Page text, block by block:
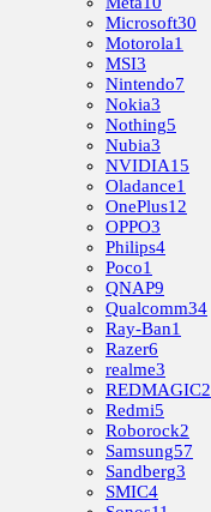
Microsoft30
Motorola1
MSI3
Nintendo7
Nokia3
Nothing5
Nubia3
NVIDIA15
Oladance1
OnePlus12
OPPO3
Philips4
Poco1
QNAP9
Qualcomm34
Ray-Ban1
Razer6
realme3
REDMAGIC2
Redmi5
Roborock2
Samsung57
Sandberg3
SMIC4